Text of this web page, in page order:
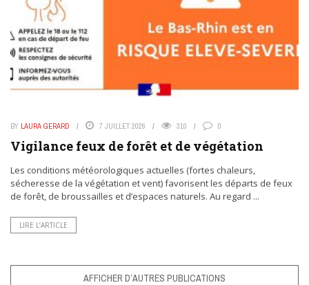
BY LAURA GERARD 7 JUILLET 2026 310 0
Vigilance feux de forêt et de végétation
Les conditions météorologiques actuelles (fortes chaleurs,
sécheresse de la végétation et vent) favorisent les départs de feux
de forêt, de broussailles et d’espaces naturels. Au regard ...
LIRE L’ARTICLE
AFFICHER D’AUTRES PUBLICATIONS